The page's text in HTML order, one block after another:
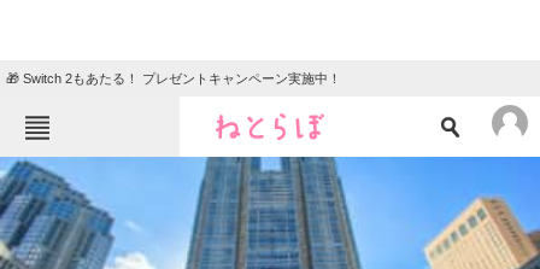
🎁 Switch 2もあたる！ プレゼントキャンペーン実施中！
ねとらぼメニュー
TOP ニュース
エンタメ クイズ